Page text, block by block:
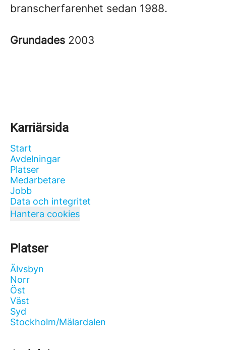
branscherfarenhet sedan 1988.
Grundades 2003
Karriärsida
Start
Avdelningar
Platser
Medarbetare
Jobb
Data och integritet
Hantera cookies
Platser
Älvsbyn
Norr
Öst
Väst
Syd
Stockholm/Mälardalen